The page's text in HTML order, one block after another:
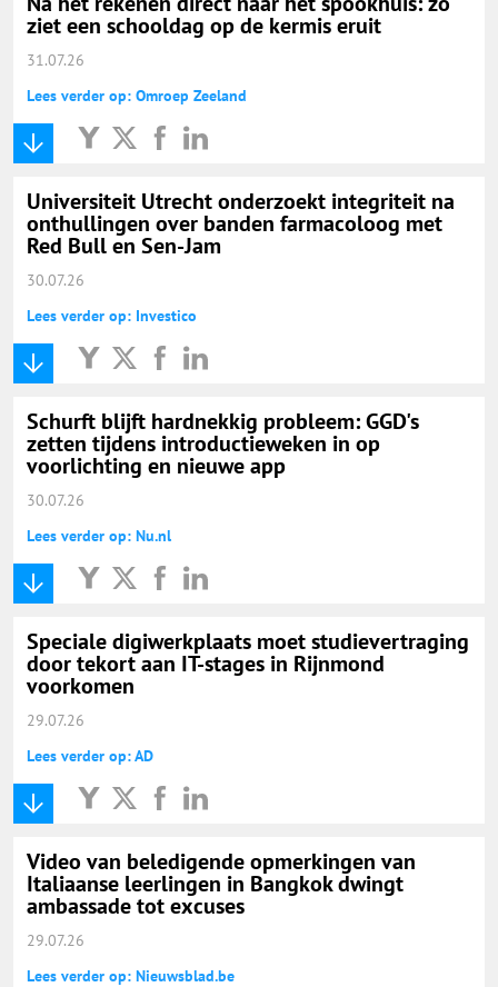
ziet een schooldag op de kermis eruit
31.07.26
Lees verder op: Omroep Zeeland
Universiteit Utrecht onderzoekt integriteit na
onthullingen over banden farmacoloog met
Red Bull en Sen-Jam
30.07.26
Lees verder op: Investico
Schurft blijft hardnekkig probleem: GGD's
zetten tijdens introductieweken in op
voorlichting en nieuwe app
30.07.26
Lees verder op: Nu.nl
Speciale digiwerkplaats moet studievertraging
door tekort aan IT-stages in Rijnmond
voorkomen
29.07.26
Lees verder op: AD
Video van beledigende opmerkingen van
Italiaanse leerlingen in Bangkok dwingt
ambassade tot excuses
29.07.26
Lees verder op: Nieuwsblad.be